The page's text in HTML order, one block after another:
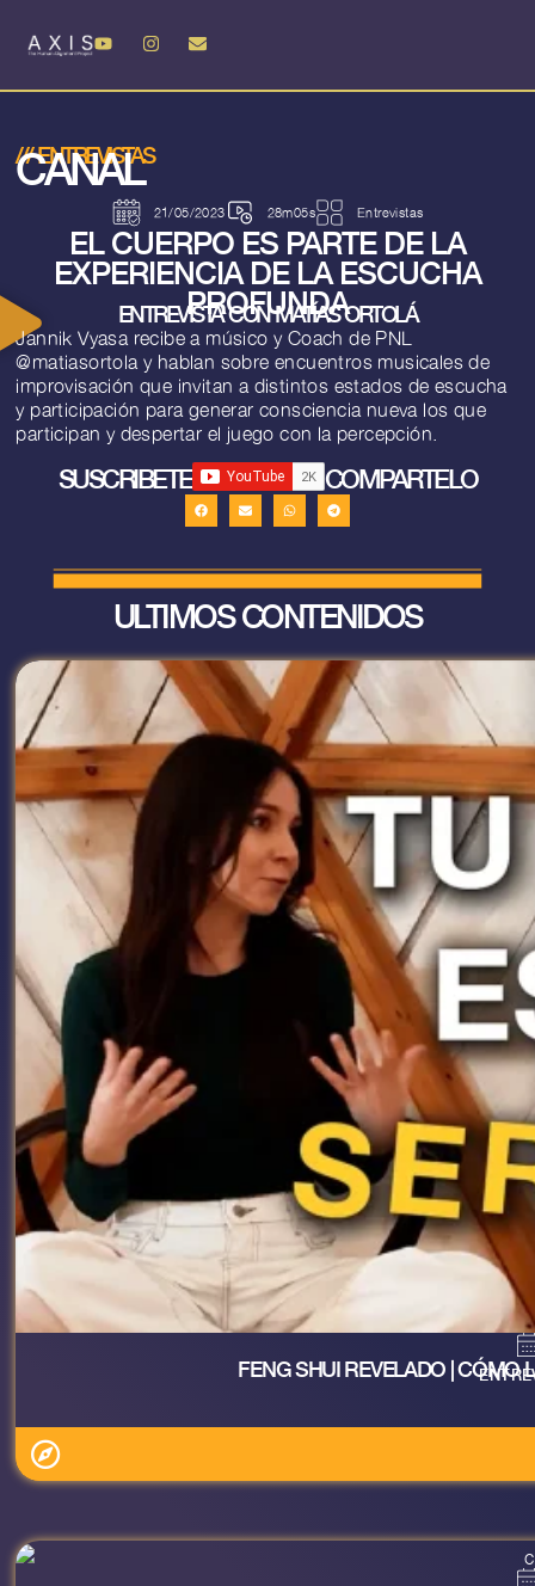
///ENTREVISTAS
CANAL
21/05/2023 28m05s Entrevistas
EL CUERPO ES PARTE DE LA
EXPERIENCIA DE LA ESCUCHA
PROFUNDA
ENTREVISTA CON MATÍAS ORTOLÁ
Jannik Vyasa recibe a músico y Coach de PNL
@matiasortola y hablan sobre encuentros musicales de
improvisación que invitan a distintos estados de escucha
y participación para generar consciencia nueva los que
participan y despertar el juego con la percepción.
SUSCRIBETE COMPARTELO
ULTIMOS CONTENIDOS
FENG SHUI REVELADO | CÓMO